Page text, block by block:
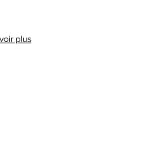
plus